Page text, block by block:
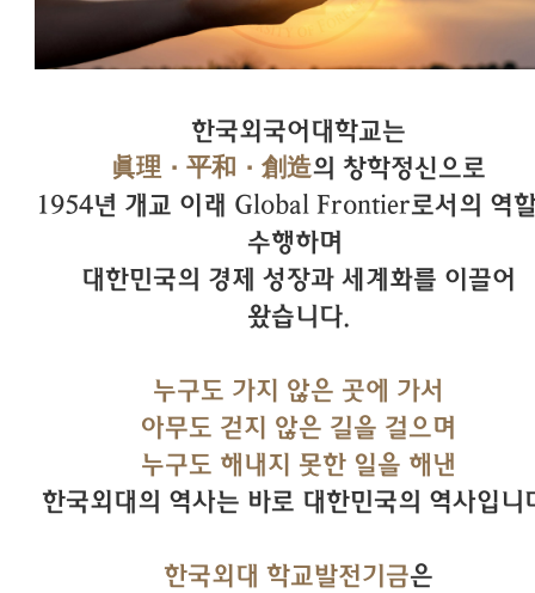
한국외국어대학교는
眞理·平和·創造의 창학정신으로
1954년 개교 이래 Global Frontier로서의 역
수행하며
대한민국의 경제 성장과 세계화를 이끌어
왔습니다.
누구도 가지 않은 곳에 가서
아무도 걷지 않은 길을 걸으며
누구도 해내지 못한 일을 해낸
한국외대의 역사는 바로 대한민국의 역사입니
한국외대 학교발전기금은